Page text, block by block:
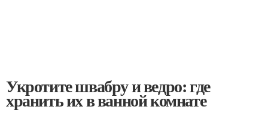
Укротите швабру и ведро: где
хранить их в ванной комнате